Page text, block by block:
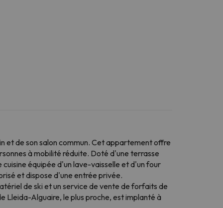
et de son salon commun. Cet appartement offre
à mobilité réduite. Doté d'une terrasse
équipée d'un lave-vaisselle et d'un four
et dispose d'une entrée privée.
de ski et un service de vente de forfaits de
Lleida-Alguaire, le plus proche, est implanté à